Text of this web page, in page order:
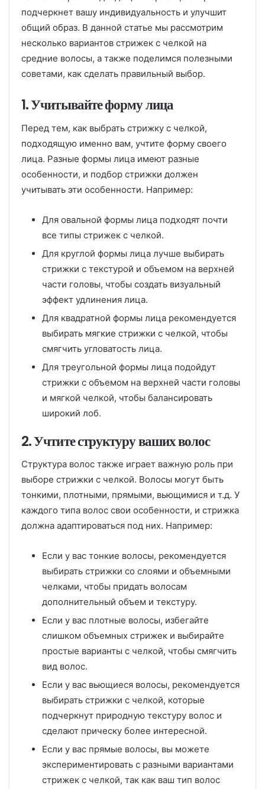
подчеркнет вашу индивидуальность и улучшит
общий образ. В данной статье мы рассмотрим
несколько вариантов стрижек с челкой на
средние волосы, а также поделимся полезными
советами, как сделать правильный выбор.
1. Учитывайте форму лица
Перед тем, как выбрать стрижку с челкой,
подходящую именно вам, учтите форму своего
лица. Разные формы лица имеют разные
особенности, и подбор стрижки должен
учитывать эти особенности. Например:
Для овальной формы лица подходят почти
все типы стрижек с челкой.
Для круглой формы лица лучше выбирать
стрижки с текстурой и объемом на верхней
части головы, чтобы создать визуальный
эффект удлинения лица.
Для квадратной формы лица рекомендуется
выбирать мягкие стрижки с челкой, чтобы
смягчить угловатость лица.
Для треугольной формы лица подойдут
стрижки с объемом на верхней части головы
и мягкой челкой, чтобы балансировать
широкий лоб.
2. Учтите структуру ваших волос
Структура волос также играет важную роль при
выборе стрижки с челкой. Волосы могут быть
тонкими, плотными, прямыми, вьющимися и т.д. У
каждого типа волос свои особенности, и стрижка
должна адаптироваться под них. Например:
Если у вас тонкие волосы, рекомендуется
выбирать стрижки со слоями и объемными
челками, чтобы придать волосам
дополнительный объем и текстуру.
Если у вас плотные волосы, избегайте
слишком объемных стрижек и выбирайте
простые варианты с челкой, чтобы смягчить
вид волос.
Если у вас вьющиеся волосы, рекомендуется
выбирать стрижки с челкой, которые
подчеркнут природную текстуру волос и
сделают прическу более интересной.
Если у вас прямые волосы, вы можете
экспериментировать с разными вариантами
стрижек с челкой, так как ваш тип волос